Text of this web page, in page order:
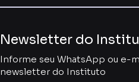
Newsletter do
Informe seu WhatsApp ou e-
newsletter do Instituto